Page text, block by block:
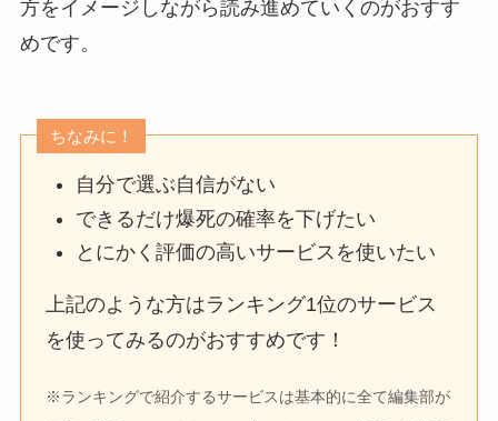
方をイメージしながら読み進めていくのがおすす
めです。
ちなみに！
自分で選ぶ自信がない
できるだけ爆死の確率を下げたい
とにかく評価の高いサービスを使いたい
上記のような方はランキング1位のサービス
を使ってみるのがおすすめです！
※ランキングで紹介するサービスは基本的に全て編集部が